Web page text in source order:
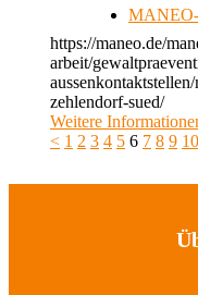
MANEO-
https://maneo.de/
arbeit/
zehlendorf-sued/
Weitere
< 1 2 3 4 5 6 7 8 9 10